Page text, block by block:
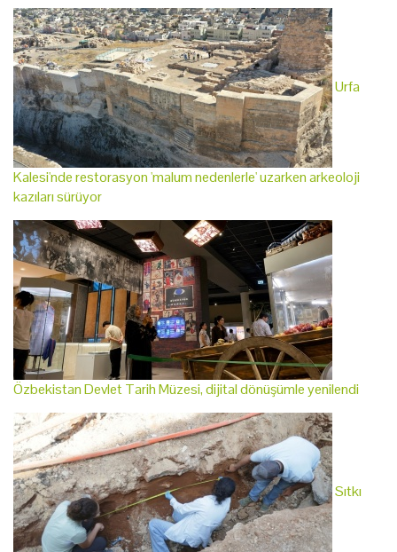
Urfa
Kalesi'nde restorasyon 'malum nedenlerle' uzarken arkeoloji
kazıları sürüyor
Özbekistan Devlet Tarih Müzesi, dijital dönüşümle yenilendi
Sıtkı